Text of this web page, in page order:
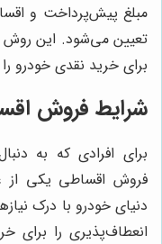
مبلغ پیش‌پرداخت و
تعیین می‌شود. این روش
برای خرید نقدی خودرو
شرایط فروش
برای افرادی که به
فروش اقساطی یکی از
دنیای خودرو با درک
انعطاف‌پذیری را برای